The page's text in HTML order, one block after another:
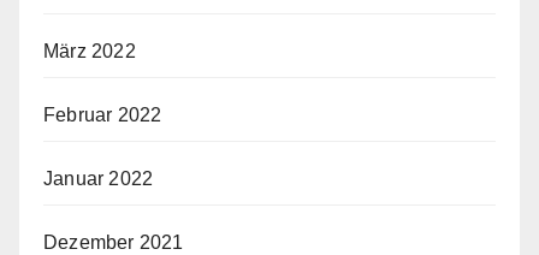
März 2022
Februar 2022
Januar 2022
Dezember 2021